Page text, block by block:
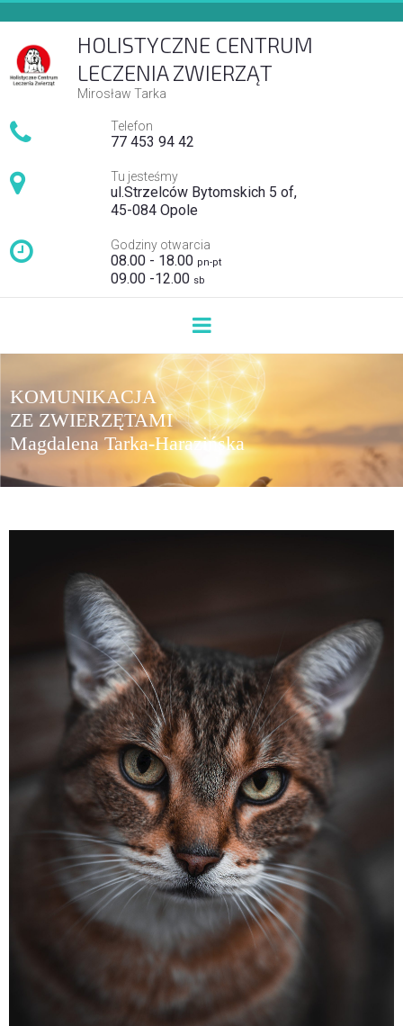
HOLISTYCZNE CENTRUM
LECZENIA ZWIERZĄT
Mirosław Tarka
 Telefon
77 453 94 42
 Tu jesteśmy
ul.Strzelców Bytomskich 5 of,
45-084 Opole
 Godziny otwarcia
08.00 - 18.00 pn-pt
09.00 -12.00 sb
KOMUNIKACJA
ZE ZWIERZĘTAMI
Magdalena Tarka-Harazińska